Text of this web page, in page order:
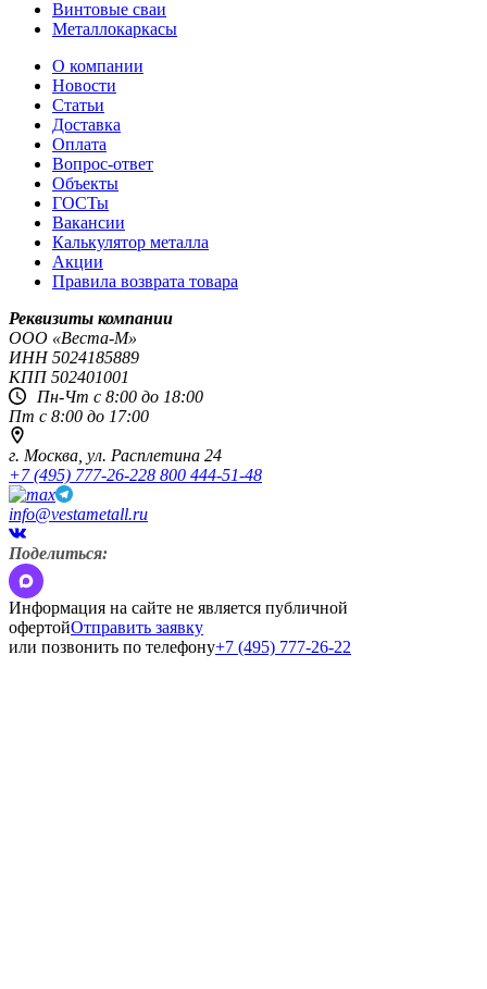
Винтовые сваи
Металлокаркасы
О компании
Новости
Статьи
Доставка
Оплата
Вопрос-ответ
Объекты
ГОСТы
Вакансии
Калькулятор металла
Акции
Правила возврата товара
Реквизиты компании
OOO «Веста-М»
ИНН5024185889
КПП502401001
Пн-Чт с 8:00 до 18:00
Пт с 8:00 до 17:00
г. Москва, ул. Расплетина 24
+7 (495) 777-26-228 800 444-51-48
info@vestametall.ru
Поделиться:
Информация на сайте не является публичной
офертойОтправить заявку
или позвонить по телефону+7 (495) 777-26-22